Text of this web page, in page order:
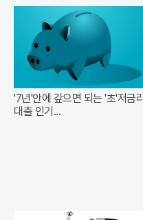
'7년'안에 갚으면 되는 '초'저금리
대출 인기...